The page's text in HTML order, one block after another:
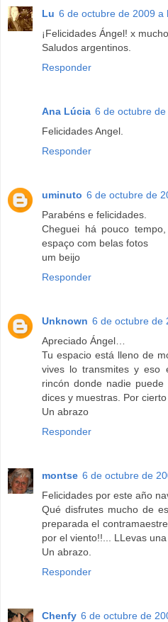
Lu 6 de octubre de 2009 a
¡Felicidades Ángel! x
Saludos argentinos.
Responder
Ana Lúcia 6 de octubre
Felicidades Angel.
Responder
uminuto 6 de octubre de
Parabéns e felicidades.
Cheguei há pouco
espaço com belas fotos
um beijo
Responder
Unknown 6 de octubre de
Apreciado Ángel…
Tu espacio está lleno de
vives lo transmites y eso
rincón donde nadie
dices y muestras. Por
Un abrazo
Responder
montse 6 de octubre de
Felicidades por este año
Qué disfrutes mucho de
preparada el
por el viento!!... LLevas
Un abrazo.
Responder
Chenfy 6 de octubre de